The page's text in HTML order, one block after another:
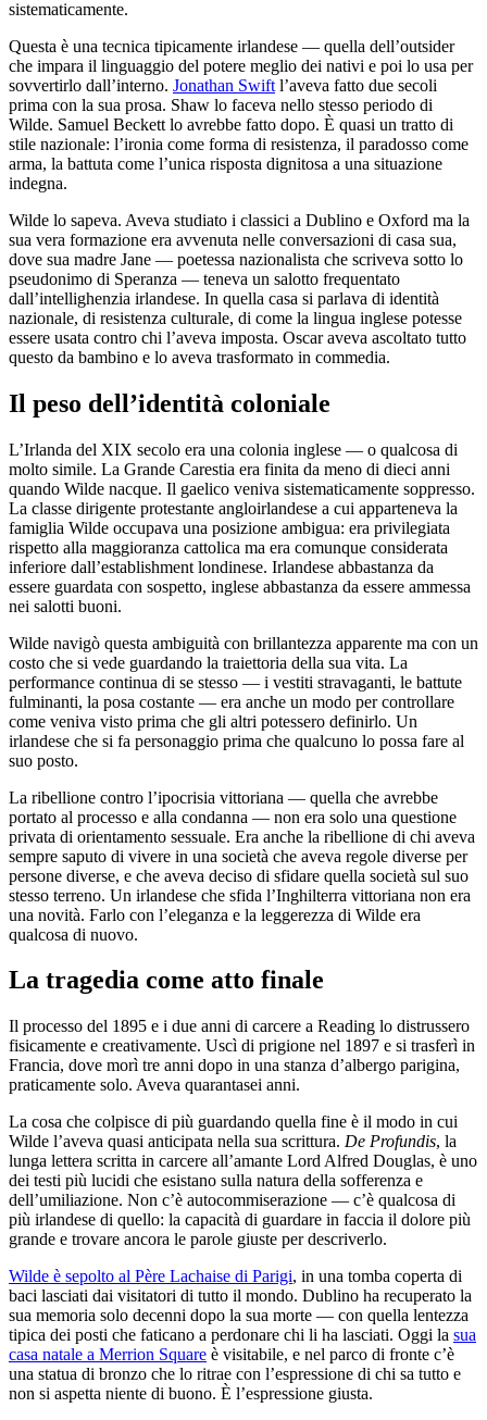
sistematicamente.
Questa è una tecnica tipicamente irlandese — quella dell’outsider
che impara il linguaggio del potere meglio dei nativi e poi lo usa per
sovvertirlo dall’interno. Jonathan Swift l’aveva fatto due secoli
prima con la sua prosa. Shaw lo faceva nello stesso periodo di
Wilde. Samuel Beckett lo avrebbe fatto dopo. È quasi un tratto di
stile nazionale: l’ironia come forma di resistenza, il paradosso come
arma, la battuta come l’unica risposta dignitosa a una situazione
indegna.
Wilde lo sapeva. Aveva studiato i classici a Dublino e Oxford ma la
sua vera formazione era avvenuta nelle conversazioni di casa sua,
dove sua madre Jane — poetessa nazionalista che scriveva sotto lo
pseudonimo di Speranza — teneva un salotto frequentato
dall’intellighenzia irlandese. In quella casa si parlava di identità
nazionale, di resistenza culturale, di come la lingua inglese potesse
essere usata contro chi l’aveva imposta. Oscar aveva ascoltato tutto
questo da bambino e lo aveva trasformato in commedia.
Il peso dell’identità coloniale
L’Irlanda del XIX secolo era una colonia inglese — o qualcosa di
molto simile. La Grande Carestia era finita da meno di dieci anni
quando Wilde nacque. Il gaelico veniva sistematicamente soppresso.
La classe dirigente protestante angloirlandese a cui apparteneva la
famiglia Wilde occupava una posizione ambigua: era privilegiata
rispetto alla maggioranza cattolica ma era comunque considerata
inferiore dall’establishment londinese. Irlandese abbastanza da
essere guardata con sospetto, inglese abbastanza da essere ammessa
nei salotti buoni.
Wilde navigò questa ambiguità con brillantezza apparente ma con un
costo che si vede guardando la traiettoria della sua vita. La
performance continua di se stesso — i vestiti stravaganti, le battute
fulminanti, la posa costante — era anche un modo per controllare
come veniva visto prima che gli altri potessero definirlo. Un
irlandese che si fa personaggio prima che qualcuno lo possa fare al
suo posto.
La ribellione contro l’ipocrisia vittoriana — quella che avrebbe
portato al processo e alla condanna — non era solo una questione
privata di orientamento sessuale. Era anche la ribellione di chi aveva
sempre saputo di vivere in una società che aveva regole diverse per
persone diverse, e che aveva deciso di sfidare quella società sul suo
stesso terreno. Un irlandese che sfida l’Inghilterra vittoriana non era
una novità. Farlo con l’eleganza e la leggerezza di Wilde era
qualcosa di nuovo.
La tragedia come atto finale
Il processo del 1895 e i due anni di carcere a Reading lo distrussero
fisicamente e creativamente. Uscì di prigione nel 1897 e si trasferì in
Francia, dove morì tre anni dopo in una stanza d’albergo parigina,
praticamente solo. Aveva quarantasei anni.
La cosa che colpisce di più guardando quella fine è il modo in cui
Wilde l’aveva quasi anticipata nella sua scrittura. De Profundis, la
lunga lettera scritta in carcere all’amante Lord Alfred Douglas, è uno
dei testi più lucidi che esistano sulla natura della sofferenza e
dell’umiliazione. Non c’è autocommiserazione — c’è qualcosa di
più irlandese di quello: la capacità di guardare in faccia il dolore più
grande e trovare ancora le parole giuste per descriverlo.
Wilde è sepolto al Père Lachaise di Parigi, in una tomba coperta di
baci lasciati dai visitatori di tutto il mondo. Dublino ha recuperato la
sua memoria solo decenni dopo la sua morte — con quella lentezza
tipica dei posti che faticano a perdonare chi li ha lasciati. Oggi la sua
casa natale a Merrion Square è visitabile, e nel parco di fronte c’è
una statua di bronzo che lo ritrae con l’espressione di chi sa tutto e
non si aspetta niente di buono. È l’espressione giusta.